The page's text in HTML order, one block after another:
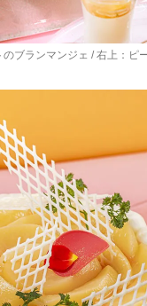
ブランマンジェ / 右上：ピ